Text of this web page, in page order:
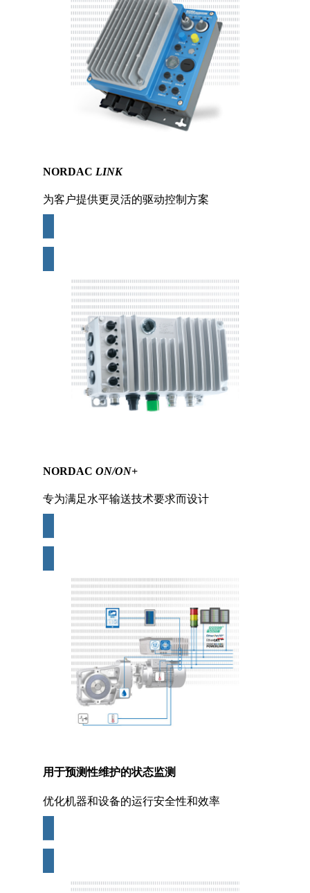
NORDAC LINK
为客户提供更灵活的驱动控制方案
更多
NORDAC ON/ON+
专为满足水平输送技术要求而设计
更多
用于预测性维护的状态监测
优化机器和设备的运行安全性和效率
更多